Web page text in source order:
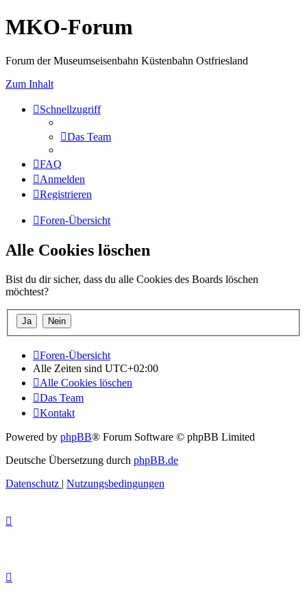
MKO-Forum
Forum der Museumseisenbahn Küstenbahn Ostfriesland
Zum Inhalt
Schnellzugriff
Das Team
FAQ
Anmelden
Registrieren
Foren-Übersicht
Alle Cookies löschen
Bist du dir sicher, dass du alle Cookies des Boards löschen
möchtest?
Foren-Übersicht
Alle Zeiten sind UTC+02:00
Alle Cookies löschen
Das Team
Kontakt
Powered by phpBB® Forum Software © phpBB Limited
Deutsche Übersetzung durch phpBB.de
Datenschutz | Nutzungsbedingungen